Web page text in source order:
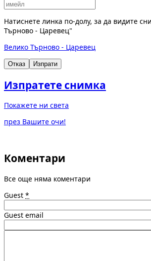
Натиснете линка по-долу, за да видите
Търново - Царевец"
Велико Търново - Царевец
Отказ Изпрати
Изпратете снимка
Покажете ни света
през Вашите очи!
Коментари
Все още няма коментари
Guest *
Guest email